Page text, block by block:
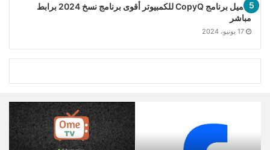
تحميل برنامج CopyQ للكمبيوتر أقوى برنامج نسخ 2024 برابط
مباشر
17 يونيو، 2024
تحميل
تطبيق
ome